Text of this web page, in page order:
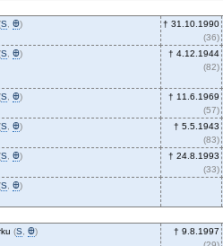
S Ꚛ)
† 31.10.1990
(36)
S Ꚛ)
† 4.12.1944
(82)
S Ꚛ)
† 11.6.1969
(57)
S Ꚛ)
† 5.5.1943
(83)
S Ꚛ)
† 24.8.1993
(33)
S Ꚛ)
(S Ꚛ)
† 9.8.1997